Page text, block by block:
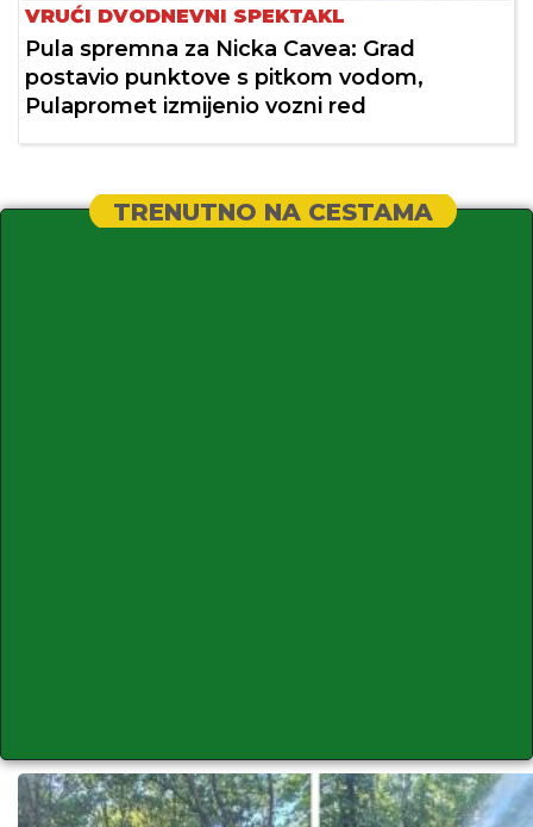
VRUĆI DVODNEVNI SPEKTAKL
Pula spremna za Nicka Cavea: Grad
postavio punktove s pitkom vodom,
Pulapromet izmijenio vozni red
TRENUTNO NA CESTAMA